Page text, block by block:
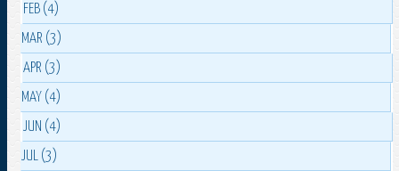
FEB (4)
MAR (3)
APR (3)
MAY (4)
JUN (4)
JUL (3)